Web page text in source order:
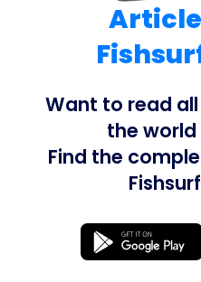
Want to read
the world
Find the